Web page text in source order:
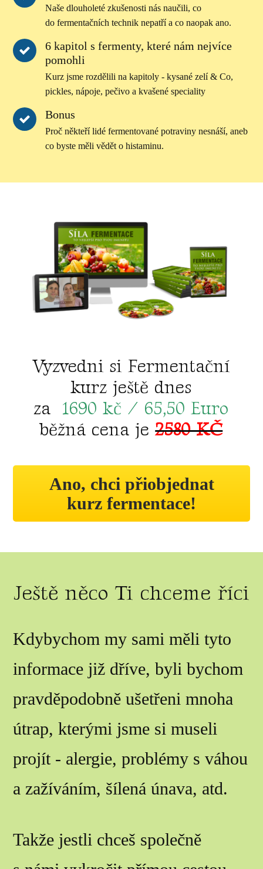
Naše dlouholeté zkušenosti nás naučili, co
do fermentačních technik nepatří a co naopak ano.
6 kapitol s fermenty, které nám nejvíce
pomohli
Kurz jsme rozdělili na kapitoly - kysané zelí & Co,
pickles, nápoje, pečivo a kvašené speciality
Bonus
Proč někteří lidé fermentované potraviny nesnáší, aneb
co byste měli vědět o histaminu.
Vyzvedni si Fermentační
kurz ještě dnes
za 1690 kč / 65,50 Euro
běžná cena je2580 KČ
Ano, chci přiobjednat
kurz fermentace!
Ještě něco Ti chceme říci
Kdybychom my sami měli tyto
informace již dříve, byli bychom
pravděpodobně ušetřeni mnoha
útrap, kterými jsme si museli
projít - alergie, problémy s váhou
a zažíváním, šílená únava, atd.
Takže jestli chceš společně